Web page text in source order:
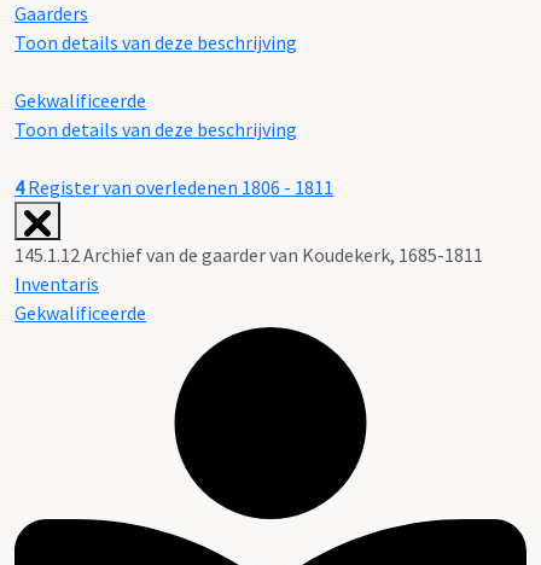
Gaarders
Toon details van deze beschrijving
Gekwalificeerde
Toon details van deze beschrijving
4 Register van overledenen 1806 - 1811
145.1.12 Archief van de gaarder van Koudekerk, 1685-1811
Inventaris
Gekwalificeerde